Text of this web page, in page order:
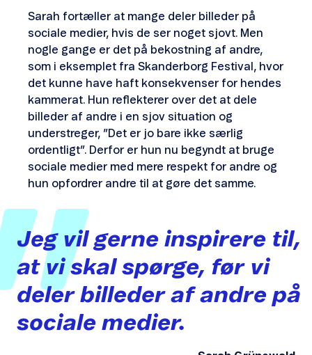
Sarah fortæller at mange deler billeder på
sociale medier, hvis de ser noget sjovt. Men
nogle gange er det på bekostning af andre,
som i eksemplet fra Skanderborg Festival, hvor
det kunne have haft konsekvenser for hendes
kammerat. Hun reflekterer over det at dele
billeder af andre i en sjov situation og
understreger, ”Det er jo bare ikke særlig
ordentligt”. Derfor er hun nu begyndt at bruge
sociale medier med mere respekt for andre og
hun opfordrer andre til at gøre det samme.
Jeg vil gerne inspirere til,
at vi skal spørge, før vi
deler billeder af andre på
sociale medier.